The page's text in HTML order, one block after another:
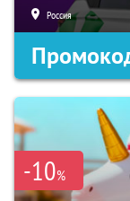
Россия
-10%